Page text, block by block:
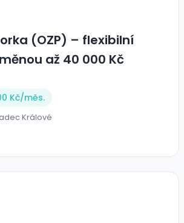
(OZP) – flexibilní
až 40 000 Kč
Kč/měs.
Králové